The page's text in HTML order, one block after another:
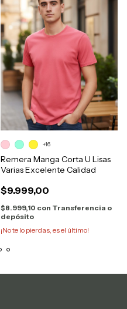
Remera Manga Corta U Lisas
Varias Excelente Calidad
$9.999,00
$8.999,10 con Transferencia o
depósito
¡No te lo pierdas, es el último!
+16